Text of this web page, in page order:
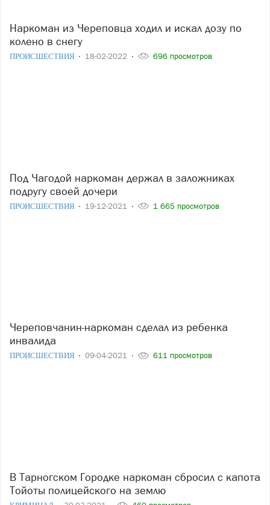
Наркоман из Череповца ходил и искал дозу по
колено в снегу
ПРОИСШЕСТВИЯ 18-02-2022 696 просмотров
Под Чагодой наркоман держал в заложниках
подругу своей дочери
ПРОИСШЕСТВИЯ 19-12-2021 1 665 просмотров
Череповчанин-наркоман сделал из ребенка
инвалида
ПРОИСШЕСТВИЯ 09-04-2021 611 просмотров
В Тарногском Городке наркоман сбросил с капота
Тойоты полицейского на землю